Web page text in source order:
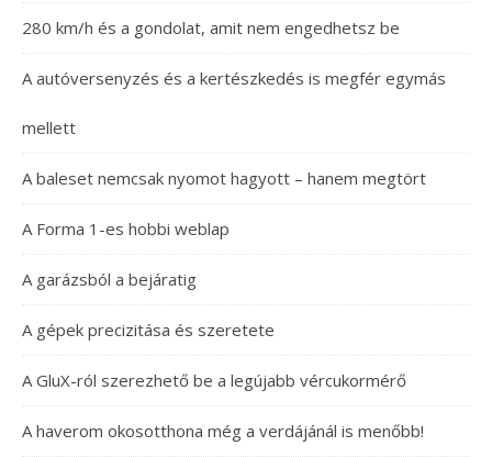
280 km/h és a gondolat, amit nem engedhetsz be
A autóversenyzés és a kertészkedés is megfér egymás
mellett
A baleset nemcsak nyomot hagyott – hanem megtört
A Forma 1-es hobbi weblap
A garázsból a bejáratig
A gépek precizitása és szeretete
A GluX-ról szerezhető be a legújabb vércukormérő
A haverom okosotthona még a verdájánál is menőbb!